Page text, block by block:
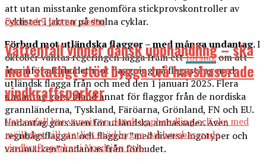
att utan misstanke genomföra stickprovskontroller av
cyklister i jakten på stulna cyklar.
Förbud mot utländska flaggor – med många undantag.I
oktober väntas regeringen lägga fram ettförslagom att
återinföra förbudet mot flaggning på flaggstång med
utländsk flagga från och med den 1 januari 2025. Flera
undantag görs, bland annat för flaggor från de nordiska
grannländerna, Tyskland, Färöarna, Grönland, FN och EU.
Undantag görs även för utländska ambassader. Även
regnbågsflaggan och flaggor ”med diverse logotyper och
varumärken” undantas från förbudet.
Danmark9 timmar sedan
Vattenfall vinner dansk upphandling – ska
med statligt stöd bygga två havsbaserade
vindkraftsparker
Vattenfall har vunnit en dansk upphandling och ska med
möjlighet till statligt stöd bygga två havsbaserade
vindkraftsparker i Nordsjön och...